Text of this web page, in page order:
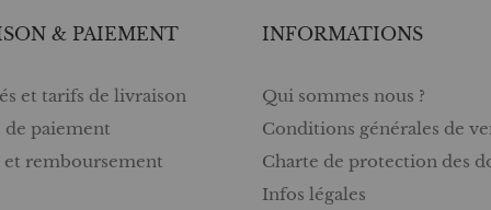
& PAIEMENT
et tarifs de livraison
de paiement
et remboursement
INFORMATIONS
Qui sommes nous ?
Conditions générales de
Charte de protection des
Infos légales